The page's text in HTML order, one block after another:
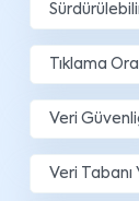
Tıklama
Veri
Veri